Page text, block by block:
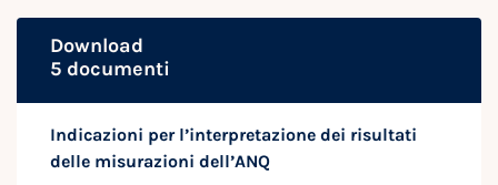
Download
5 documenti
Indicazioni per l’interpretazione dei risultati
delle misurazioni dell’ANQ